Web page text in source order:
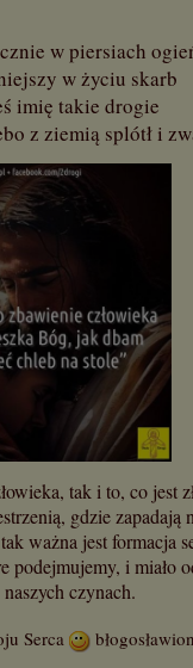
w piersiach
w życiu skarb
imię takie drogie
z ziemią splótł i
tak i to, co jest
gdzie zapadają
ważna jest formacja
podejmujemy, i miało
czynach.
Serca